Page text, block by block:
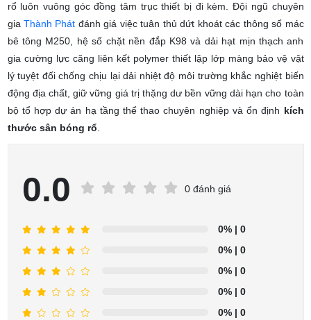
rổ luôn vuông góc đồng tâm trục thiết bị đi kèm. Đội ngũ chuyên
gia Thành Phát đánh giá việc tuân thủ dứt khoát các thông số mác
bê tông M250, hệ số chặt nền đắp K98 và dải hạt mịn thạch anh
gia cường lực căng liên kết polymer thiết lập lớp màng bảo vệ vật
lý tuyệt đối chống chịu lại dải nhiệt độ môi trường khắc nghiệt biến
động địa chất, giữ vững giá trị thặng dư bền vững dài hạn cho toàn
bộ tổ hợp dự án hạ tầng thể thao chuyên nghiệp và ổn định kích
thước sân bóng rổ.
0.0 0 đánh giá
0% | 0
0% | 0
0% | 0
0% | 0
0% | 0